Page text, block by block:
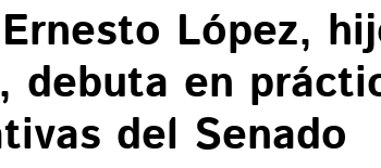
López,
debuta en
del Senado